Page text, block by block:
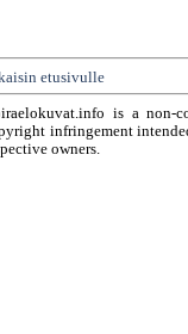
etusivulle
is a non-
infringement
owners.